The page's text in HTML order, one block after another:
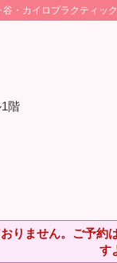
・カイロプラクティック
階
りません。ご予約
す